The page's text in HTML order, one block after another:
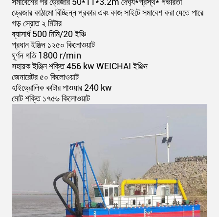
ড্রেজার কাঠামো বিচ্ছিন্ন প্রকার এবং কাজ সাইটে সমাবেশ করা যেতে পারে
গড় স্রোত ২ মিটার
ব্যাসার্ধ 500 মিমি/20 ইঞ্চি
প্রধান ইঞ্জিন ১২৫০ কিলোওয়াট
ঘূর্ণন গতি 1800 r/min
সহায়ক ইঞ্জিন শক্তি 456 kw WEICHAI ইঞ্জিন
জেনারেটর ৫০ কিলোওয়াট
হাইড্রোলিক কাটার পাওয়ার 240 kw
মোট শক্তি ১৭৫৬ কিলোওয়াট